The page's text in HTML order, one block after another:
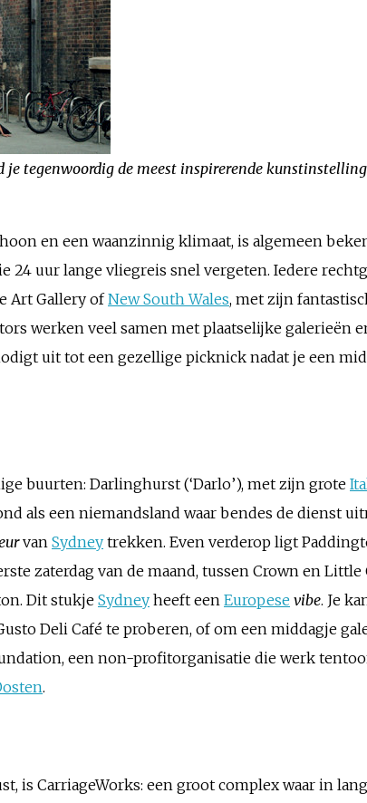
je tegenwoordig de meest inspirerende
en een waanzinnig klimaat, is algemeen
24 uur lange vliegreis snel vergeten. Iedere
Art Gallery ofNew South Wales, met zijn
werken veel samen met plaatselijke galerieën
uit tot een gezellige picknick nadat je een
buurten: Darlinghurst (‘Darlo’), met zijn grote
als een niemandsland waar bendes de dienst
van Sydney trekken. Even verderop ligt
zaterdag van de maand, tussen Crown en Little
Dit stukjeSydney heeft een Europese vibe. Je
Deli Café te proberen, of om een middagje
een non-profitorganisatie die werk
.
is CarriageWorks: een groot complex waar in